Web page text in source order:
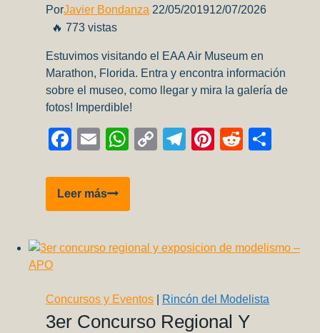
PorJavier Bondanza 22/05/201912/07/2026
🔥 773 vistas
Estuvimos visitando el EAA Air Museum en
Marathon, Florida. Entra y encontra información
sobre el museo, como llegar y mira la galería de
fotos! Imperdible!
Facebook
EmailWhatsApp
CopyTelegram
Pinterest
Reddit
Leer másVisitando
el
Air
Marathon,
Concursos y Eventos Rincón del Modelista
3er Concurso Regional Y